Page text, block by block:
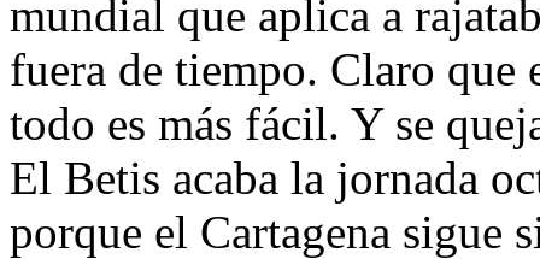
mundial que aplica a
fuera de tiempo. Claro que
todo es más fácil. Y se
El Betis acaba la jornada
porque el Cartagena sigue